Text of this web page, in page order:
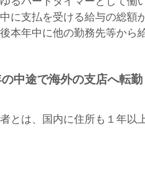
支払を受ける給与の総額
本年中に他の勤務先等から
中途で海外の支店へ転
者とは、国内に住所も１年以